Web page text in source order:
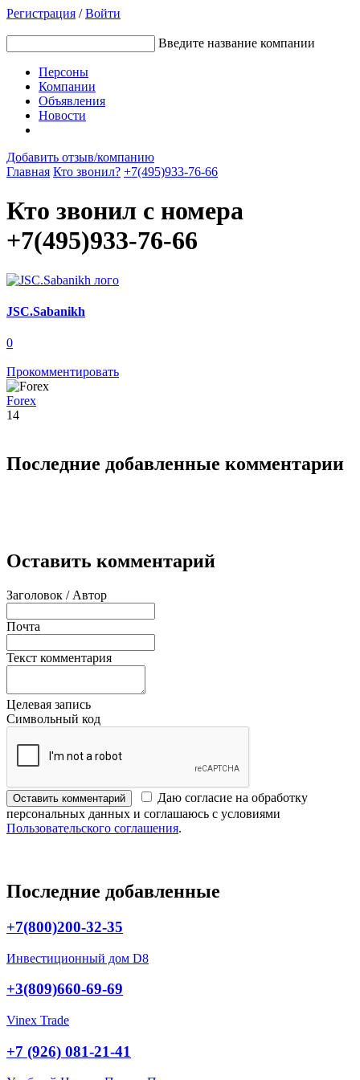
Регистрация /Войти
Введите название компании
Персоны
Компании
Объявления
Новости
Добавить отзыв/компанию
Главная Кто звонил? +7(495)933-76-66
Кто звонил с номера
+7(495)933-76-66
JSC.Sabanikh
0
Прокомментировать
Forex
14
Последние добавленные комментарии
Оставить комментарий
Заголовок / Автор
Почта
Текст комментария
Целевая запись
Символьный код
Оставить комментарий
Даю согласие на обработку
персональных данных и соглашаюсь с условиями
Пользовательского соглашения.
Последние добавленные
+7(800)200-32-35
Инвестиционный дом D8
+3(809)660-69-69
Vinex Trade
+7 (926) 081-21-41